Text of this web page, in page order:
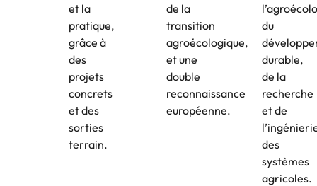
et la
pratique,
grâce à
des
projets
concrets
et des
sorties
terrain.
de la
transition
agroécologique,
et une
double
reconnaissance
européenne.
du
durable,
de la
recherche
et de
des
systèmes
agricoles.